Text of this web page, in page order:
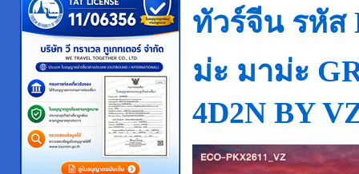
ทัวร์จีน รหัส
ม่ะ มาม่ะ
4D2N BY